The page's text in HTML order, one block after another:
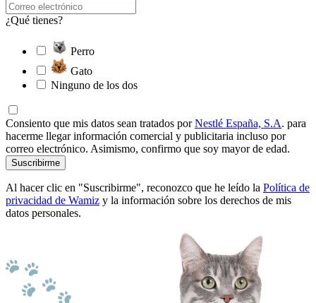
¿Qué tienes?
Perro
Gato
Ninguno de los dos
Consiento que mis datos sean tratados porNestlé España, S.A. para
hacerme llegar información comercial y publicitaria incluso por
correo electrónico. Asimismo, confirmo que soy mayor de edad.
Suscribirme
Al hacer clic en "Suscribirme", reconozco que he leído la Política de
privacidad de Wamiz y la información sobre los derechos de mis
datos personales.